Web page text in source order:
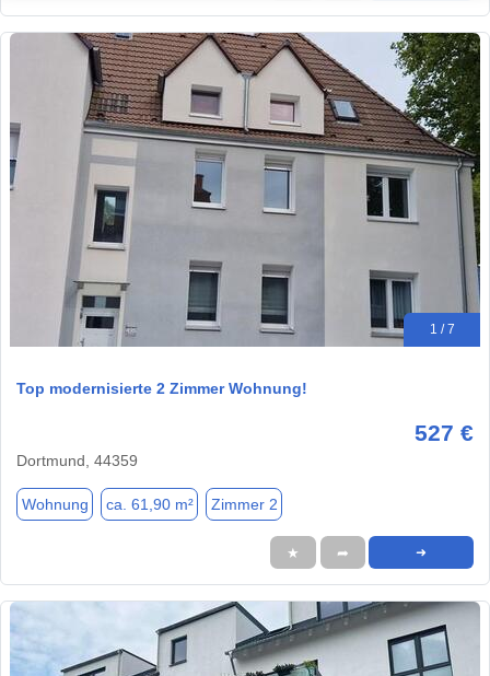
1 / 7
Top modernisierte 2 Zimmer Wohnung!
527 €
Dortmund, 44359
Wohnung ca. 61,90 m² Zimmer 2
★ ➦ ➜